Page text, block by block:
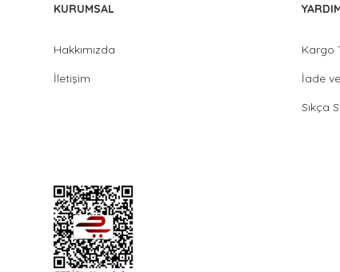
KURUMSAL
Hakkımızda
İletişim
Kargo
İade
Sıkça